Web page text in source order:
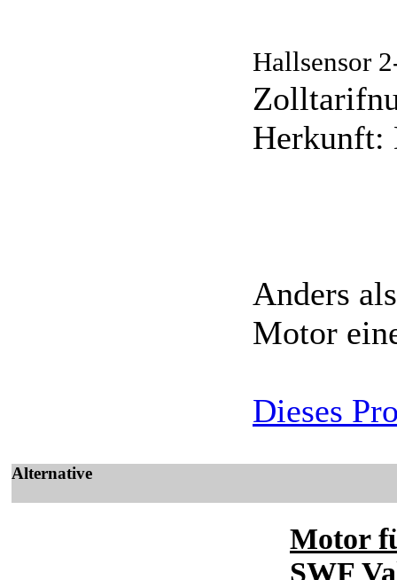
Hallsensor
Herkunft:
Anders
Motor
Dieses
Alternative
Motor
SWF